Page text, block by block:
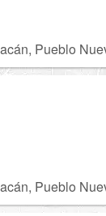
Pueblo
Pueblo